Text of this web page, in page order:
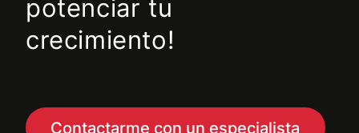
potenciar tu
crecimiento!
Contactarme con un especialista